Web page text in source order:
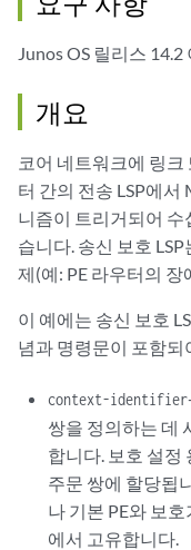
Junos OS 릴리스
개요
코어 네트워크에 링크
터 간의 전송 LSP에서
니즘이 트리거되어 수
습니다. 송신 보호
제(예: PE 라우터의
이 예에는 송신 보호
념과 명령문이 포함되
context-identifier
쌍을 정의하는 데
합니다. 보호 설정
주문 쌍에 할당됩
나 기본 PE와 보
에서 고유합니다.